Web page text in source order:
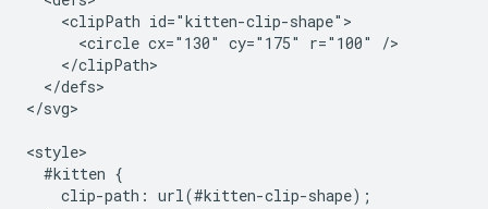
    <clipPath id="kitten-clip-shape">
      <circle cx="130" cy="175" r="100" />
    </clipPath>
  </defs>
</svg>
<style>
  #kitten {
    clip-path: url(#kitten-clip-shape);